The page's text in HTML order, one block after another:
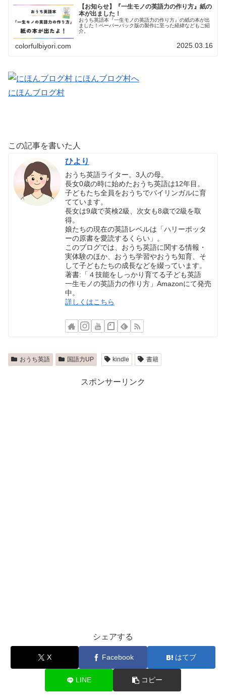
【お知らせ】『一生モノの英語力の作り方』紙の
本が出ました！
おうち英語本『一生モノの英語力の作り方』の紙の本が出
ました！ペーパーバック版の製作に至った経緯などもご紹
介。
colorfulbiyori.com 2025.03.16
にほんブログ村
この記事を書いた人
ひより
おうち英語ライター。3人の母。
長女0歳の時に始めたおうち英語は12年目。
子どもたち全員をおうちでバイリンガルに育
てています。
長女は9歳で英検2級、次女も8歳で2級を取
得。
娘たちの現在の英語レベルは「ハリーポッタ
ーの原書を愛読するくらい」。
このブログでは、おうち英語に関する情報・
実体験のほか、おうち学習やおうち知育、そ
して子どもたちの成長などを綴っています。
著書:「４技能をしっかり育てる子ども英語
一生モノの英語力の作り方」Amazonにて発売
中。
詳しくはこちら
おうち英語 国語力UP kindle 書籍
スポンサーリンク
シェアする
X Facebook はてブ
LINE コピー